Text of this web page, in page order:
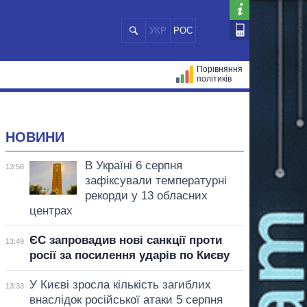
УКР РОС
Порівняння
політиків
НОВИНИ
13:58
В Україні 6 серпня
зафіксували температурні
рекорди у 13 обласних
центрах
13:49
ЄС запровадив нові санкції проти
росії за посилення ударів по Києву
13:33
У Києві зросла кількість загиблих
внаслідок російської атаки 5 серпня